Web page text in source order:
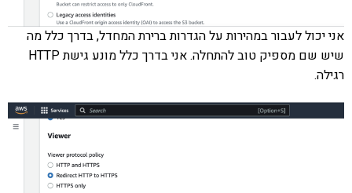
אני יכול לעבור במהירות על הגדרות ברירת המחדל, בדרך כלל מה
שיש שם מספיק טוב להתחלה. אני בדרך כלל מונע גישת HTTP
רגילה.